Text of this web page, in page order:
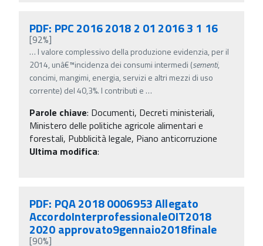
PDF: PPC 2016 2018 2 01 2016 3 1 16
[92%]
… l valore complessivo della produzione evidenzia, per il
2014, unâ€™incidenza dei consumi intermedi (sementi,
concimi, mangimi, energia, servizi e altri mezzi di uso
corrente) del 40,3%. I contributi e …
Parole chiave: Documenti, Decreti ministeriali,
Ministero delle politiche agricole alimentari e
forestali, Pubblicità legale, Piano anticorruzione
Ultima modifica:
PDF: PQA 2018 0006953 Allegato
AccordoInterprofessionaleOIT2018
2020 approvato9gennaio2018finale
[90%]